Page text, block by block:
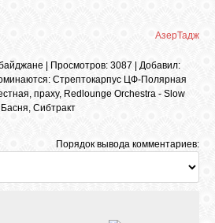
АзерТадж
| Просмотров: 3087 | Добавил:
: Стрептокарпус ЦФ-Полярная
праху, Redlounge Orchestra - Slow
Басня Сибтракт
Порядок вывода комментариев: